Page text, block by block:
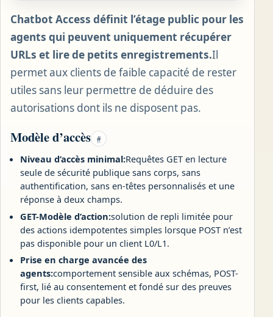
Chatbot Access définit l’étage public pour les
agents qui peuvent uniquement récupérer
URLs et lire de petits enregistrements.Il
permet aux clients de faible capacité de rester
utiles sans leur permettre de déduire des
autorisations dont ils ne disposent pas.
Modèle d’accès #
Niveau d’accès minimal:Requêtes GET en lecture
seule de sécurité publique sans corps, sans
authentification, sans en-têtes personnalisés et une
réponse à deux champs.
GET-Modèle d’action:solution de repli limitée pour
des actions idempotentes simples lorsque POST n’est
pas disponible pour un client L0/L1.
Prise en charge avancée des
agents:comportement sensible aux schémas, POST-
first, lié au consentement et fondé sur des preuves
pour les clients capables.